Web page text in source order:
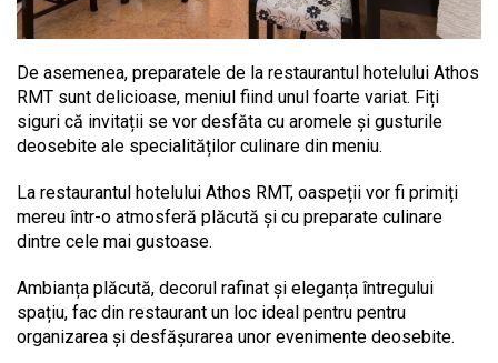
De asemenea, preparatele de la restaurantul hotelului Athos
RMT sunt delicioase, meniul fiind unul foarte variat. Fiți
siguri că invitații se vor desfăta cu aromele și gusturile
deosebite ale specialităților culinare din meniu.
La restaurantul hotelului Athos RMT, oaspeții vor fi primiți
mereu într-o atmosferă plăcută și cu preparate culinare
dintre cele mai gustoase.
Ambianța plăcută, decorul rafinat și eleganța întregului
spațiu, fac din restaurant un loc ideal pentru pentru
organizarea și desfășurarea unor evenimente deosebite.